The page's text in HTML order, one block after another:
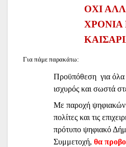
ΟΧΙ
ΧΡΟΝΙΑ
Για πάμε παρακάτω:
Προϋπόθεση για όλα
ισχυρός και σωστά
Με παροχή ψηφιακών
πολίτες και τις
πρότυπο ψηφιακό
Συμμετοχή, θα